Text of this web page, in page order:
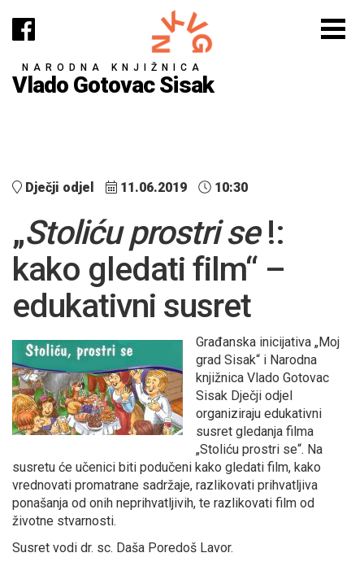
NARODNA KNJIŽNICA
Vlado Gotovac Sisak
Dječji odjel 11.06.2019 10:30
„Stoliću prostri se!:
kako gledati film“ –
edukativni susret
Građanska inicijativa „Moj
grad Sisak“ i Narodna
knjižnica Vlado Gotovac
Sisak Dječji odjel
organiziraju edukativni
susret gledanja filma
„Stoliću prostri se“. Na
susretu će učenici biti podučeni kako gledati film, kako
vrednovati promatrane sadržaje, razlikovati prihvatljiva
ponašanja od onih neprihvatljivih, te razlikovati film od
životne stvarnosti.
Susret vodi dr. sc. Daša Poredoš Lavor.